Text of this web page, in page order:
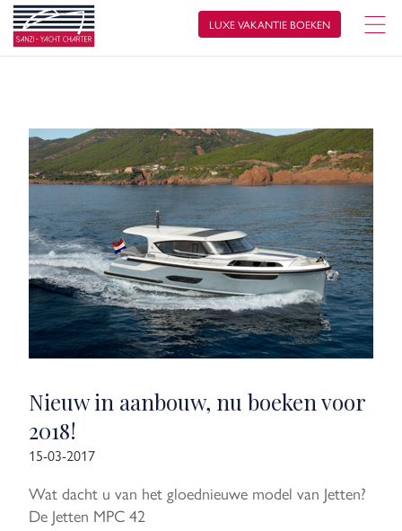
LUXE VAKANTIE BOEKEN
Nieuw in aanbouw, nu boeken voor
2018!
15-03-2017
Wat dacht u van het gloednieuwe model van Jetten?
De Jetten MPC 42